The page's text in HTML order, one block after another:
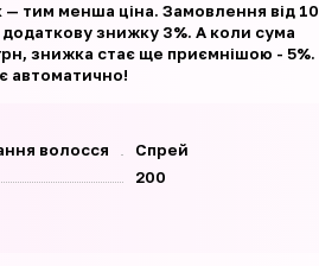
тим менша ціна. Замовлення від 10
знижку 3%. А коли сума
знижка стає ще приємнішою - 5%.
автоматично!
волосся
Спрей
200